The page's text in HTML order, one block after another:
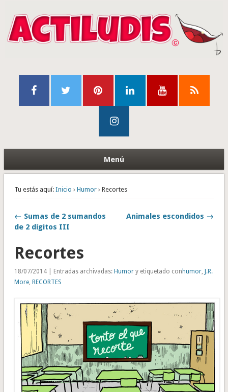
Menú
Tu estás aquí: Inicio › Humor› Recortes
← Sumas de 2 sumandos
de 2 dígitos III
Animales escondidos →
Recortes
18/07/2014 | Entradas archivadas: Humory etiquetado con humor, J.R.
More, RECORTES